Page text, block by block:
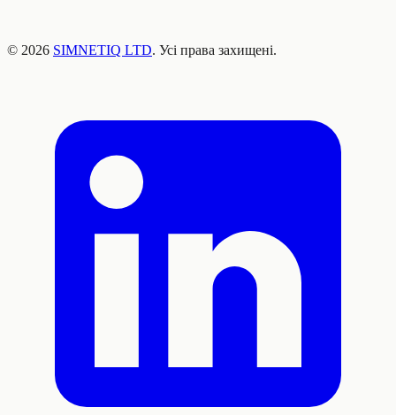
© 2026 SIMNETIQ LTD. Усі права захищені.